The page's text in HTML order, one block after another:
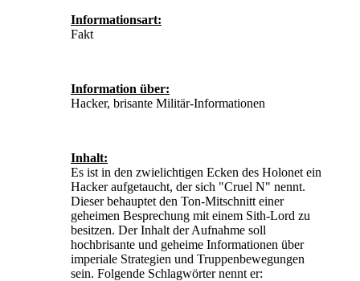
Informationsart:
Fakt
Information über:
Hacker, brisante Militär-Informationen
Inhalt:
Es ist in den zwielichtigen Ecken des Holonet ein
Hacker aufgetaucht, der sich "Cruel N" nennt.
Dieser behauptet den Ton-Mitschnitt einer
geheimen Besprechung mit einem Sith-Lord zu
besitzen. Der Inhalt der Aufnahme soll
hochbrisante und geheime Informationen über
imperiale Strategien und Truppenbewegungen
sein. Folgende Schlagwörter nennt er: